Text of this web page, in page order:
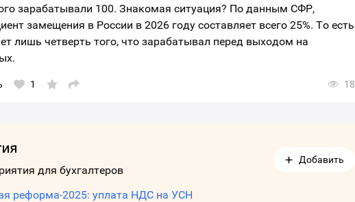
зарабатывали 100. Знакомая ситуация? По данным СФР,
замещения в России в 2026 году составляет всего 25%. То есть
лишь четверть того, что зарабатывал перед выходом на
1
Открыть
18
для бухгалтеров
Добавить
Налоговая реформа-2025: уплата НДС на УСН